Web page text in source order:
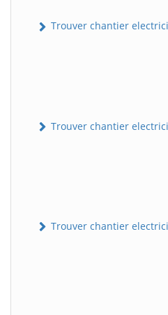
Trouver chantier
Trouver chantier
Trouver chantier